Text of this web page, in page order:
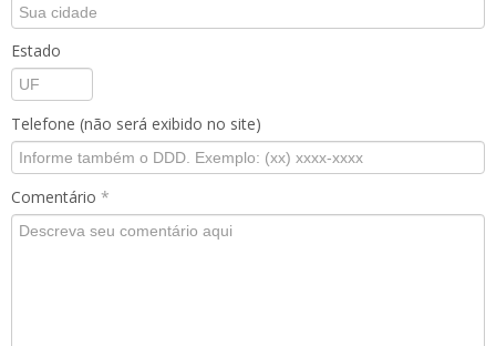
Estado
Telefone (não será exibido no site)
Comentário *